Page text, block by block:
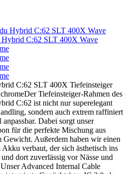
C:62 SLT 400X Wave
C:62 SLT 400X Tiefeinsteiger
Tiefeinsteiger-Rahmen des
C:62 ist nicht nur superelegant
sondern auch extrem raffiniert
Dabei sorgt unser
für die perfekte Mischung aus
Gewicht. Außerdem haben wir einen
verbaut, der sich ästhetisch ins
dort zuverlässig vor Nässe und
Advanced Internal Cable